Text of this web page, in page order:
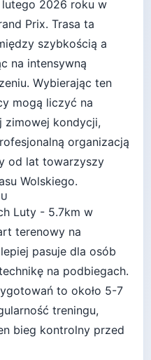
2026 roku w
Prix. Trasa ta
szybkością a
na intensywną
Wybierając ten
mogą liczyć na
zimowej kondycji,
organizacją
od lat towarzyszy
Wolskiego.
Luty - 5.7km w
terenowy na
pasuje dla osób
na podbiegach.
to około 5-7
treningu,
bieg kontrolny przed